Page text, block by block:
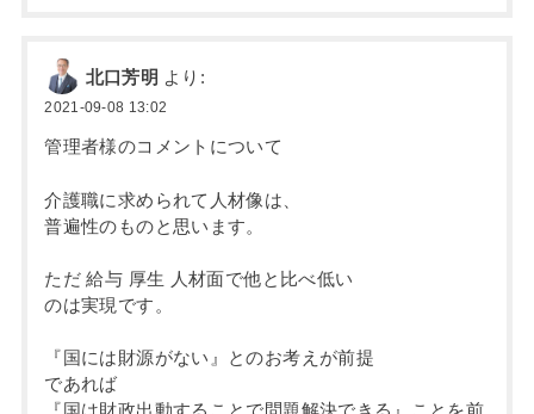
北口芳明 より:
2021-09-08 13:02
管理者様のコメントについて
介護職に求められて人材像は、
普遍性のものと思います。
ただ 給与 厚生 人材面で他と比べ低い
のは実現です。
『国には財源がない』とのお考えが前提
であれば